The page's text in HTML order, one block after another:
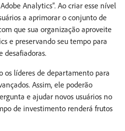
Analytics”. Ao criar esse nível
a aprimorar o conjunto de
que sua organização aproveite
e preservando seu tempo para
desafiadoras.
os líderes de departamento para
Assim, ele poderão
e ajudar novos usuários no
de investimento renderá frutos